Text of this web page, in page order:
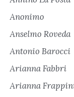
Anonimo
Anselmo Roveda
Antonio Barocci
Arianna Fabbri
Arianna